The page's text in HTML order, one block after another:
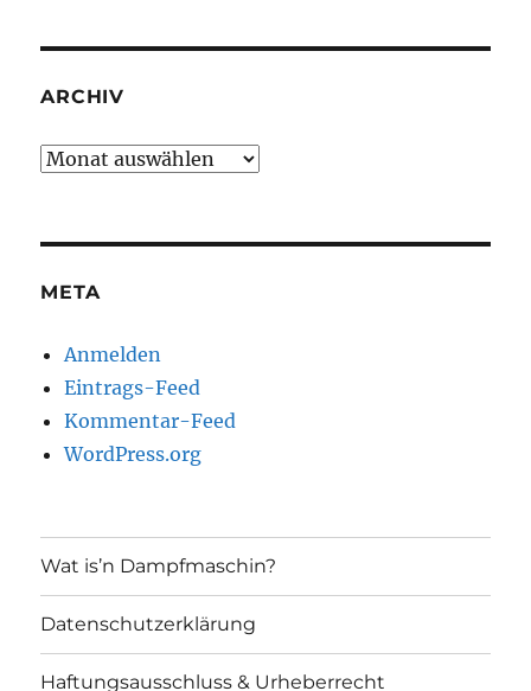
ARCHIV
Archiv
META
Anmelden
Eintrags-Feed
Kommentar-Feed
WordPress.org
Wat is’n Dampfmaschin?
Datenschutzerklärung
Haftungsausschluss & Urheberrecht